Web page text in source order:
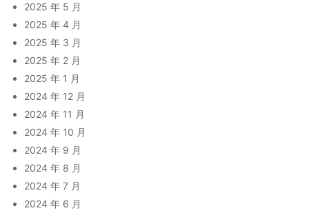
2025 年 5 月
2025 年 4 月
2025 年 3 月
2025 年 2 月
2025 年 1 月
2024 年 12 月
2024 年 11 月
2024 年 10 月
2024 年 9 月
2024 年 8 月
2024 年 7 月
2024 年 6 月